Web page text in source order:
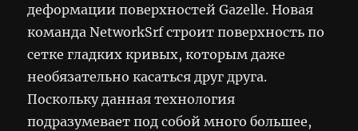
деформации поверхностей Gazelle. Новая
команда NetworkSrf строит поверхность по
сетке гладких кривых, которым даже
необязательно касаться друг друга.
Поскольку данная технология
подразумевает под собой много большее,